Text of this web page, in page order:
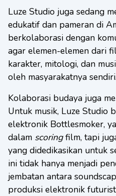
Luze Studio juga sedang
edukatif dan pameran di
berkolaborasi dengan
agar elemen-elemen dari
karakter, mitologi, dan
oleh masyarakatnya sendiri.
Kolaborasi budaya juga
Untuk musik, Luze Studio
elektronik Bottlesmoker,
dalam scoringfilm, tapi
yang didedikasikan untuk
ini tidak hanya menjadi
jembatan antara
produksi elektronik